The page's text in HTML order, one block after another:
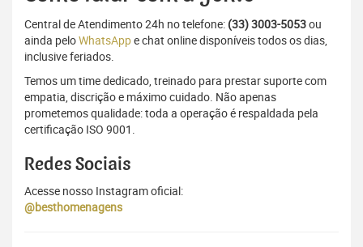
Central de Atendimento 24h no telefone: (33) 3003-5053ou
ainda peloWhatsAppe chat online disponíveis todos os dias,
inclusive feriados.
Temos um time dedicado, treinado para prestar suporte com
empatia, discrição e máximo cuidado. Não apenas
prometemos qualidade: toda a operação é respaldada pela
certificação ISO 9001.
Redes Sociais
Acesse nosso Instagram oficial:
@besthomenagens